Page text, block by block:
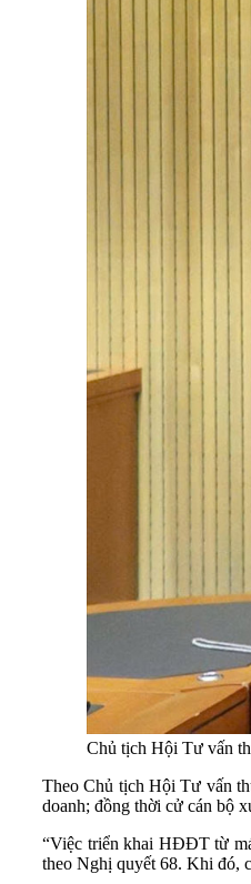
Chủ tịch Hội Tư vấn
Theo Chủ tịch Hội Tư vấn
doanh; đồng thời cử cán bộ
“Việc triển khai HĐĐT từ
theo Nghị quyết 68. Khi đó,